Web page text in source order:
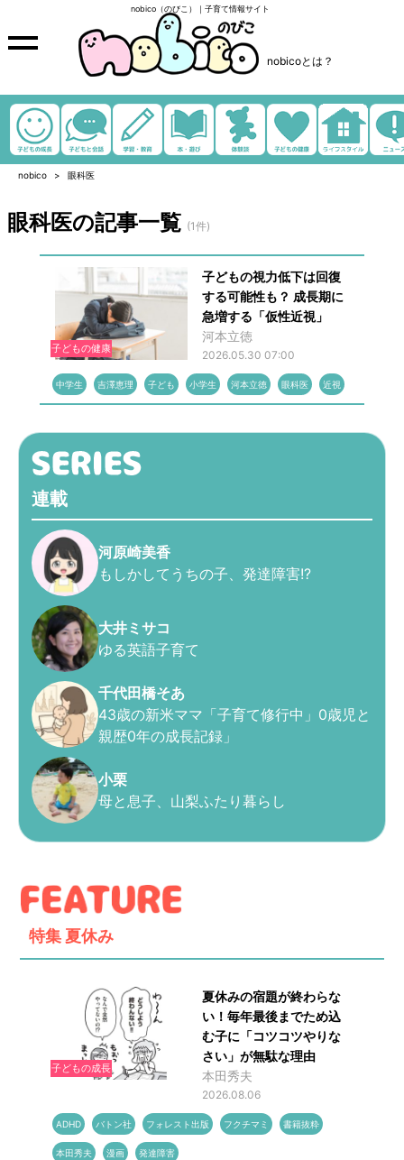
nobico（のびこ）｜子育て情報サイト
nobicoとは？
nobico 眼科医
眼科医の記事一覧 (1件)
子どもの健康
子どもの視力低下は回復
する可能性も？ 成長期に
急増する「仮性近視」
河本立徳
2026.05.30 07:00
中学生 吉澤恵理 子ども 小学生 河本立徳 眼科医 近視
連載
河原崎美香
もしかしてうちの子、発達障害!?
大井ミサコ
ゆる英語子育て
千代田橋そあ
43歳の新米ママ「子育て修行中」0歳児と
親歴0年の成長記録」
小栗
母と息子、山梨ふたり暮らし
特集 夏休み
子どもの成長
夏休みの宿題が終わらな
い！毎年最後までため込
む子に「コツコツやりな
さい」が無駄な理由
本田秀夫
2026.08.06
ADHD バトン社 フォレスト出版 フクチマミ 書籍抜粋
本田秀夫 漫画 発達障害